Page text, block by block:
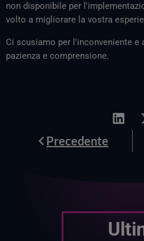
non disponibile per
volto a migliorare la vostra
Ci scusiamo per l'inconveniente e
pazienza e comprensione.
PrevPrecedente